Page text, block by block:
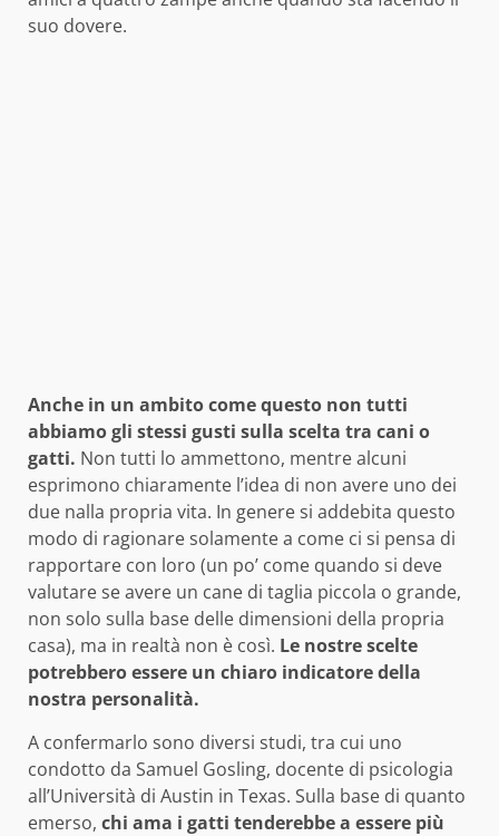
suo dovere.
Anche in un ambito come questo non tutti
abbiamo gli stessi gusti sulla scelta tra cani o
gatti. Non tutti lo ammettono, mentre alcuni
esprimono chiaramente l’idea di non avere uno dei
due nalla propria vita. In genere si addebita questo
modo di ragionare solamente a come ci si pensa di
rapportare con loro (un po’ come quando si deve
valutare se avere un cane di taglia piccola o grande,
non solo sulla base delle dimensioni della propria
casa), ma in realtà non è così. Le nostre scelte
potrebbero essere un chiaro indicatore della
nostra personalità.
A confermarlo sono diversi studi, tra cui uno
condotto da Samuel Gosling, docente di psicologia
all’Università di Austin in Texas. Sulla base di quanto
emerso, chi ama i gatti tenderebbe a essere più